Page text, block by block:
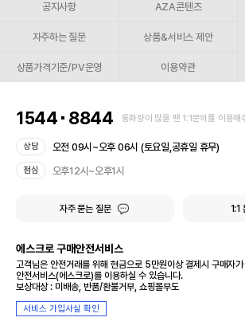
공지사항 AZA콘텐츠
자주하는 질문 상품&서비스 제안
상품가격기준/PV운영 이용약관
1544 8844 통화량이 많을 땐 1:1문의를 이용해
상담 오전 09시~오후 06시 (토요일,공휴일 휴무)
점심 오후12시~오후1시
자주 묻는 질문 1:1
에스크로 구매안전서비스
고객님은 안전거래를 위해 현금으로 5만원이상 결제시 구매자
안전서비스(에스크로)를 이용하실 수 있습니다.
보상대상 : 미배송, 반품/환불거부, 쇼핑몰부도
서비스 가입사실 확인